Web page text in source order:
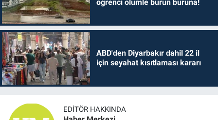
öğrenci ölümle burun buruna!
ABD'den Diyarbakır dahil 22 il
için seyahat kısıtlaması kararı
EDITÖR HAKKINDA